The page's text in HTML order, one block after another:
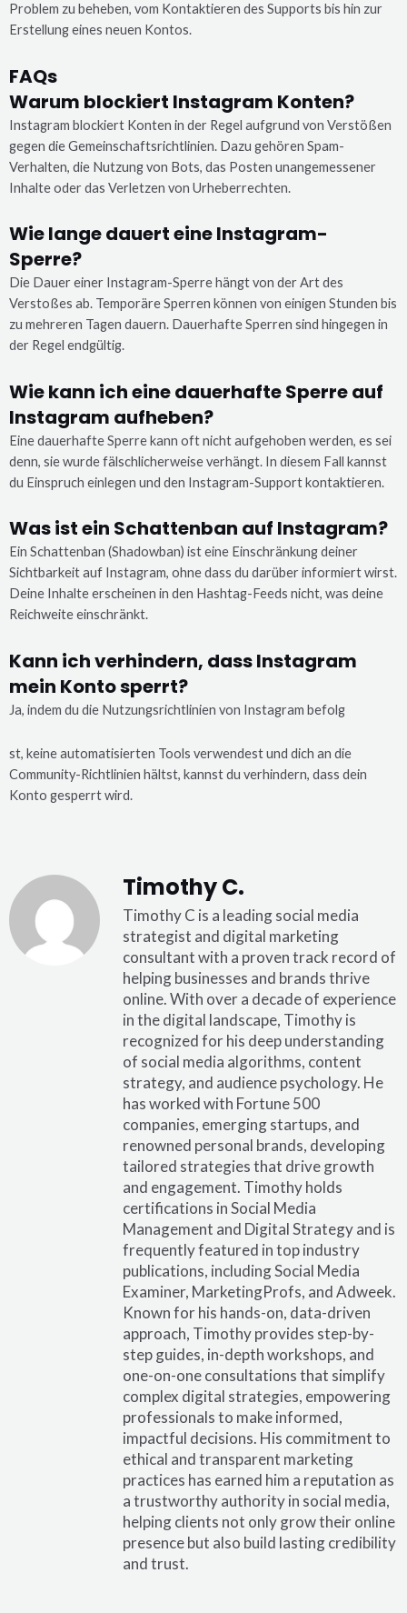
Problem zu beheben, vom Kontaktieren des Supports bis hin zur
Erstellung eines neuen Kontos.
FAQs
Warum blockiert Instagram Konten?
Instagram blockiert Konten in der Regel aufgrund von Verstößen
gegen die Gemeinschaftsrichtlinien. Dazu gehören Spam-
Verhalten, die Nutzung von Bots, das Posten unangemessener
Inhalte oder das Verletzen von Urheberrechten.
Wie lange dauert eine Instagram-
Sperre?
Die Dauer einer Instagram-Sperre hängt von der Art des
Verstoßes ab. Temporäre Sperren können von einigen Stunden bis
zu mehreren Tagen dauern. Dauerhafte Sperren sind hingegen in
der Regel endgültig.
Wie kann ich eine dauerhafte Sperre auf
Instagram aufheben?
Eine dauerhafte Sperre kann oft nicht aufgehoben werden, es sei
denn, sie wurde fälschlicherweise verhängt. In diesem Fall kannst
du Einspruch einlegen und den Instagram-Support kontaktieren.
Was ist ein Schattenban auf Instagram?
Ein Schattenban (Shadowban) ist eine Einschränkung deiner
Sichtbarkeit auf Instagram, ohne dass du darüber informiert wirst.
Deine Inhalte erscheinen in den Hashtag-Feeds nicht, was deine
Reichweite einschränkt.
Kann ich verhindern, dass Instagram
mein Konto sperrt?
Ja, indem du die Nutzungsrichtlinien von Instagram befolg
st, keine automatisierten Tools verwendest und dich an die
Community-Richtlinien hältst, kannst du verhindern, dass dein
Konto gesperrt wird.
Timothy C.
Timothy C is a leading social media
strategist and digital marketing
consultant with a proven track record of
helping businesses and brands thrive
online. With over a decade of experience
in the digital landscape, Timothy is
recognized for his deep understanding
of social media algorithms, content
strategy, and audience psychology. He
has worked with Fortune 500
companies, emerging startups, and
renowned personal brands, developing
tailored strategies that drive growth
and engagement. Timothy holds
certifications in Social Media
Management and Digital Strategy and is
frequently featured in top industry
publications, including Social Media
Examiner, MarketingProfs, and Adweek.
Known for his hands-on, data-driven
approach, Timothy provides step-by-
step guides, in-depth workshops, and
one-on-one consultations that simplify
complex digital strategies, empowering
professionals to make informed,
impactful decisions. His commitment to
ethical and transparent marketing
practices has earned him a reputation as
a trustworthy authority in social media,
helping clients not only grow their online
presence but also build lasting credibility
and trust.